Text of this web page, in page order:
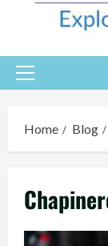
Primary
Home Blog